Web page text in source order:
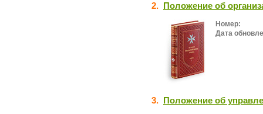
2. Положение об
Номер:
Дата
3. Положение об